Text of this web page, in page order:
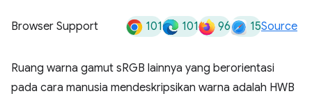
Browser Support 101 101 96 15Source
Ruang warna gamut sRGB lainnya yang berorientasi
pada cara manusia mendeskripsikan warna adalah HWB